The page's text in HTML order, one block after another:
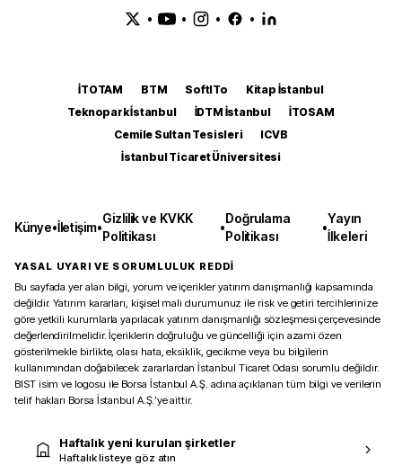
• • • •
İTOTAM BTM SoftITo
Kitap İstanbul
Teknopark İstanbul
İDTM İstanbul
İTOSAM
Cemile Sultan Tesisleri
ICVB
İstanbul Ticaret Üniversitesi
Künye•İletişim•
Gizlilik ve KVKK
Politikası
•
Doğrulama
Politikası
•
Yayın
İlkeleri
YASAL UYARI VE SORUMLULUK REDDİ
Bu sayfada yer alan bilgi, yorum ve içerikler yatırım danışmanlığı kapsamında
değildir. Yatırım kararları, kişisel mali durumunuz ile risk ve getiri tercihlerinize
göre yetkili kurumlarla yapılacak yatırım danışmanlığı sözleşmesi çerçevesinde
değerlendirilmelidir. İçeriklerin doğruluğu ve güncelliği için azami özen
gösterilmekle birlikte, olası hata, eksiklik, gecikme veya bu bilgilerin
kullanımından doğabilecek zararlardan İstanbul Ticaret Odası sorumlu değildir.
BIST isim ve logosu ile Borsa İstanbul A.Ş. adına açıklanan tüm bilgi ve verilerin
telif hakları Borsa İstanbul A.Ş.’ye aittir.
Haftalık yeni kurulan şirketler
Haftalık listeye göz atın